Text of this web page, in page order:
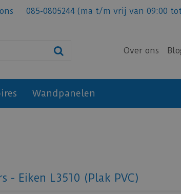
085-0805244 (ma t/m vrij van 09:00
Over ons
Wandpanelen
- Eiken L3510 (Plak PVC)